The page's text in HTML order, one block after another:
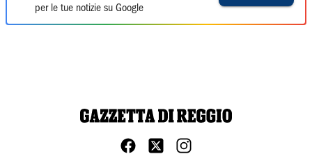
per le tue notizie su Google